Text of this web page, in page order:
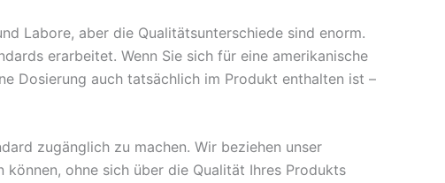
Labore, aber die Qualitätsunterschiede sind enorm.
erarbeitet. Wenn Sie sich für eine amerikanische
Dosierung auch tatsächlich im Produkt enthalten ist –
zugänglich zu machen. Wir beziehen unser
ohne sich über die Qualität Ihres Produkts